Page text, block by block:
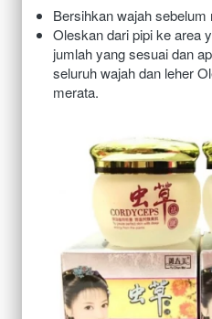
Bersihkan wajah
Oleskan dari pipi ke area
jumlah yang sesuai dan
seluruh wajah dan leher
merata.